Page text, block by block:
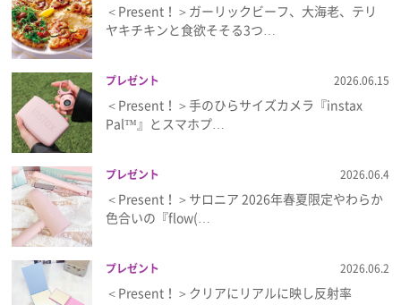
＜Present！＞ガーリックビーフ、大海老、テリ
ヤキチキンと食欲そそる3つ…
プレゼント 2026.06.15
＜Present！＞手のひらサイズカメラ『instax
Pal™』とスマホプ…
プレゼント 2026.06.4
＜Present！＞サロニア 2026年春夏限定やわらか
色合いの『flow(…
プレゼント 2026.06.2
＜Present！＞クリアにリアルに映し反射率